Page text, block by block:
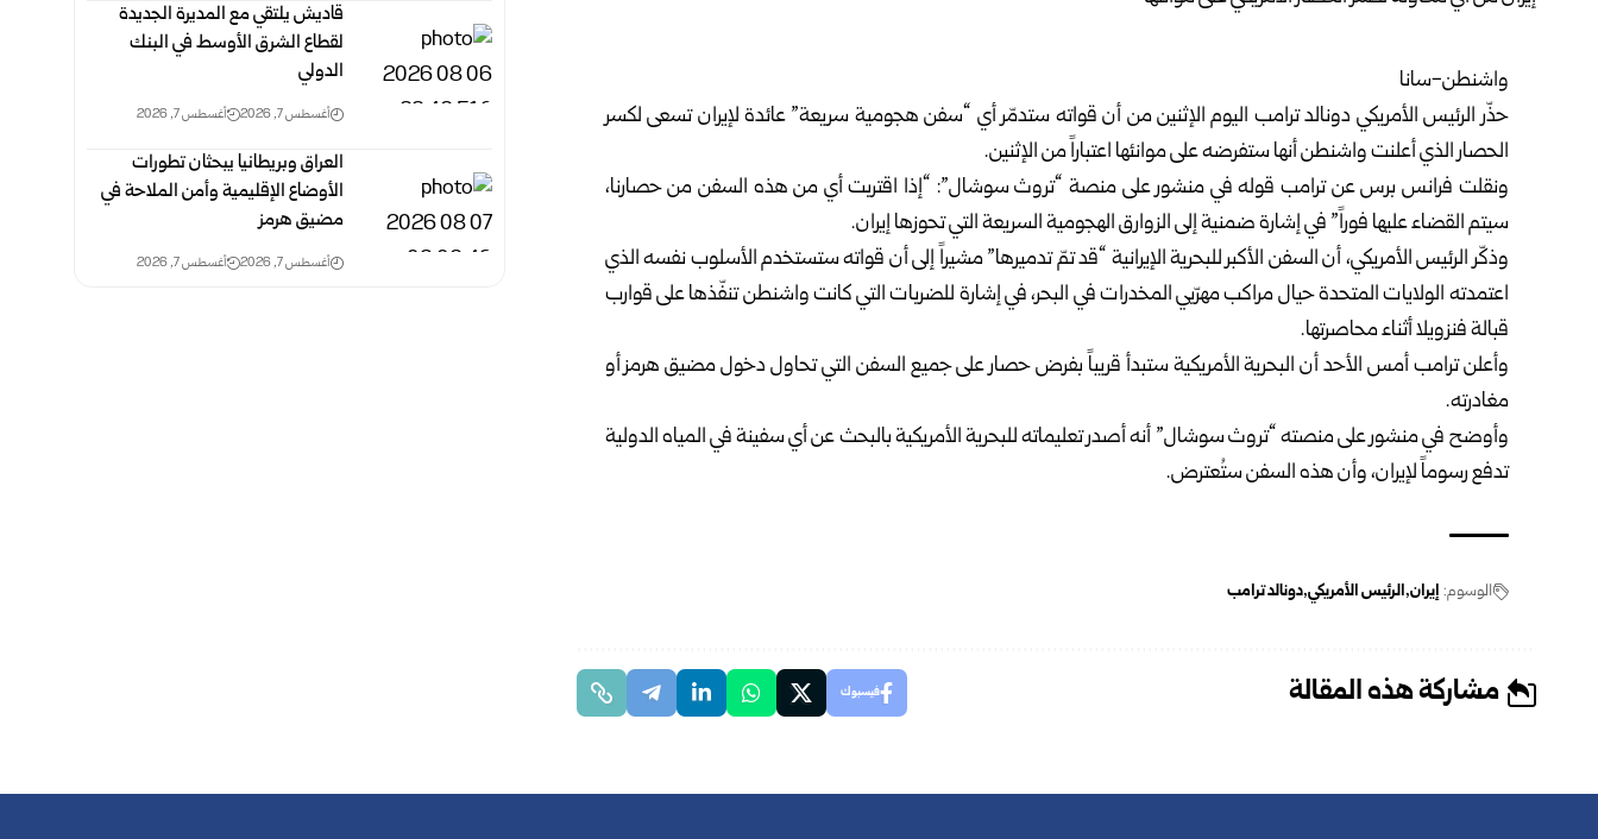
واشنطن-سانا
حذّر الرئيس الأمريكي دونالد ترامب اليوم الإثنين من أن قواته ستدمّر أي “سفن هجومية سريعة” عائدة لإيران تسعى لكسر
الحصار الذي أعلنت واشنطن أنها ستفرضه على موانئها اعتباراً من الإثنين.
ونقلت فرانس برس عن ترامب قوله في منشور على منصة “تروث سوشال”: “إذا اقتربت أي من هذه السفن من حصارنا،
سيتم القضاء عليها فوراً” في إشارة ضمنية إلى الزوارق الهجومية السريعة التي تحوزها إيران.
وذكّر الرئيس الأمريكي، أن السفن الأكبر للبحرية الإيرانية “قد تمّ تدميرها” مشيراً إلى أن قواته ستستخدم الأسلوب نفسه الذي
اعتمدته الولايات المتحدة حيال مراكب مهرّبي المخدرات في البحر، في إشارة للضربات التي كانت واشنطن تنفّذها على قوارب
قبالة فنزويلا أثناء محاصرتها.
وأعلن ترامب أمس الأحد أن البحرية الأمريكية ستبدأ قريباً بفرض حصار على جميع السفن التي تحاول دخول مضيق هرمز أو
مغادرته.
وأوضح في منشور على منصته “تروث سوشال” أنه أصدر تعليماته للبحرية الأمريكية بالبحث عن أي سفينة في المياه الدولية
تدفع رسوماً لإيران، وأن هذه السفن ستُعترض.
الوسوم: إيران الرئيس الأمريكي دونالد ترامب
مشاركة هذه المقالة فيسبوك
قاديش يلتقي مع المديرة الجديدة
لقطاع الشرق الأوسط في البنك
الدولي
أغسطس 7, 2026 أغسطس 7, 2026
العراق وبريطانيا يبحثان تطورات
الأوضاع الإقليمية وأمن الملاحة في
مضيق هرمز
أغسطس 7, 2026 أغسطس 7, 2026